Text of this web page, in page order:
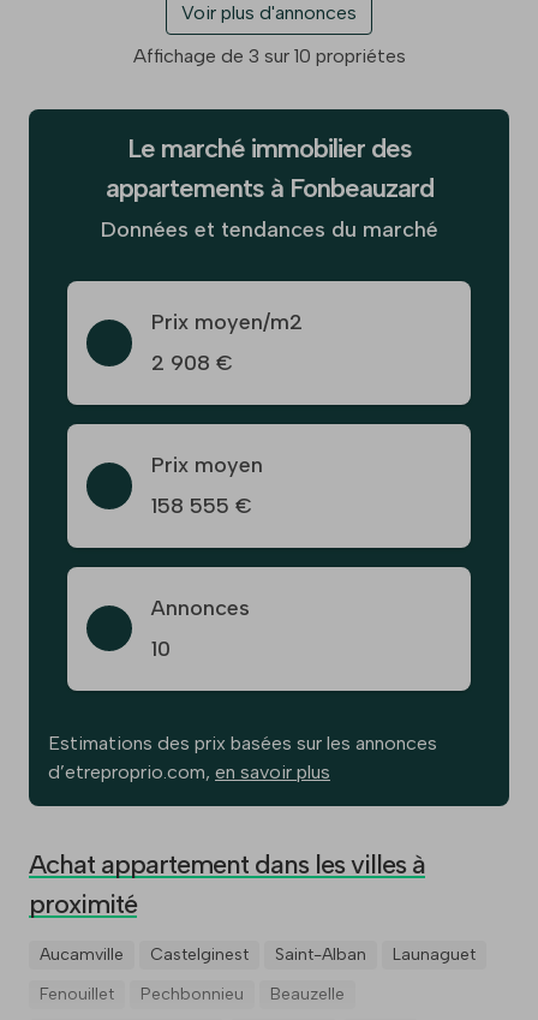
Voir plus d'annonces
Affichage de 3 sur 10 propriétes
Le marché immobilier des
appartements à Fonbeauzard
Données et tendances du marché
Prix moyen/m2
2 908 €
Prix moyen
158 555 €
Annonces
10
Estimations des prix basées sur les annonces
d’etreproprio.com, en savoir plus
Achat appartement dans les villes à
proximité
Aucamville Castelginest Saint-Alban
Launaguet
Fenouillet
Pechbonnieu
Beauzelle